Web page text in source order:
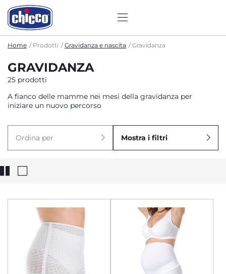
Home Prodotti Gravidanza e nascita Gravidanza
GRAVIDANZA
25 prodotti
A fianco delle mamme nei mesi della gravidanza per
iniziare un nuovo percorso
Ordina per Mostra i filtri